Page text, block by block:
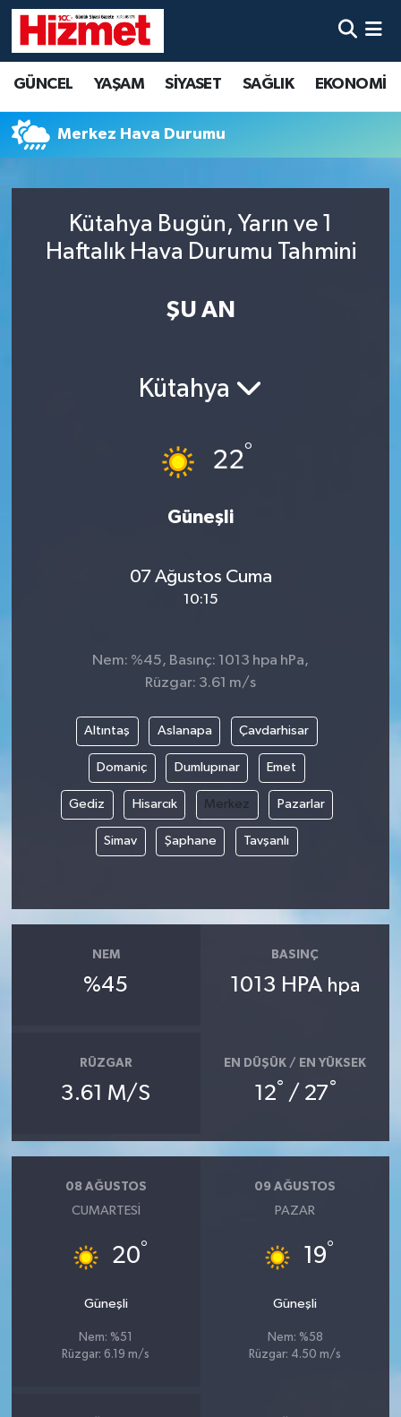
GÜNCEL YAŞAM SİYASET SAĞLIK EKONOMİ
Merkez Hava Durumu
Kütahya Bugün, Yarın ve 1
Haftalık Hava Durumu Tahmini
ŞU AN
Kütahya
22°
Güneşli
07 Ağustos Cuma
10:15
Nem: %45, Basınç: 1013 hpa hPa,
Rüzgar: 3.61 m/s
Altıntaş Aslanapa Çavdarhisar
Domaniç Dumlupınar Emet
Gediz Hisarcık Merkez Pazarlar
Simav Şaphane Tavşanlı
NEM
%45
BASINÇ
1013 HPA hpa
RÜZGAR
3.61 M/S
EN DÜŞÜK / EN YÜKSEK
12° / 27°
08 AĞUSTOS
CUMARTESI
20°
Güneşli
Nem: %51
Rüzgar: 6.19 m/s
09 AĞUSTOS
PAZAR
19°
Güneşli
Nem: %58
Rüzgar: 4.50 m/s
YAŞAM
SİYASET
EKONOMİ
Denizli Hava Durumu
Denizli Trafik Yoğunluk Haritası
Tüm Manşetler